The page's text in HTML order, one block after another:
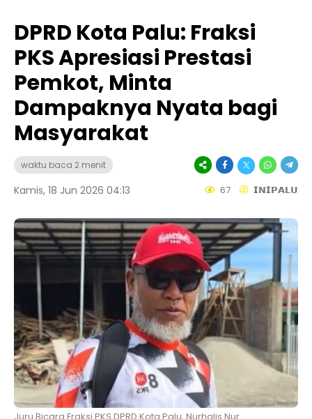
DPRD Kota Palu: Fraksi
PKS Apresiasi Prestasi
Pemkot, Minta
Dampaknya Nyata bagi
Masyarakat
waktu baca 2 menit
Kamis, 18 Jun 2026 04:13 67 𝗜𝗡𝗜𝗣𝗔𝗟𝗨